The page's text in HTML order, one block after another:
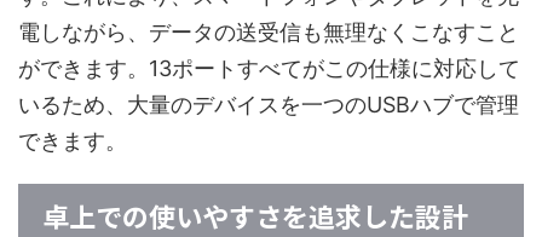
電しながら、データの送受信も無理なくこなすこと
ができます。13ポートすべてがこの仕様に対応して
いるため、大量のデバイスを一つのUSBハブで管理
できます。
卓上での使いやすさを追求した設計